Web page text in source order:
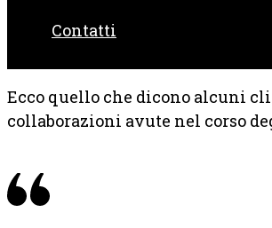
Contatti
Ecco quello che dicono alcuni
collaborazioni avute nel corso